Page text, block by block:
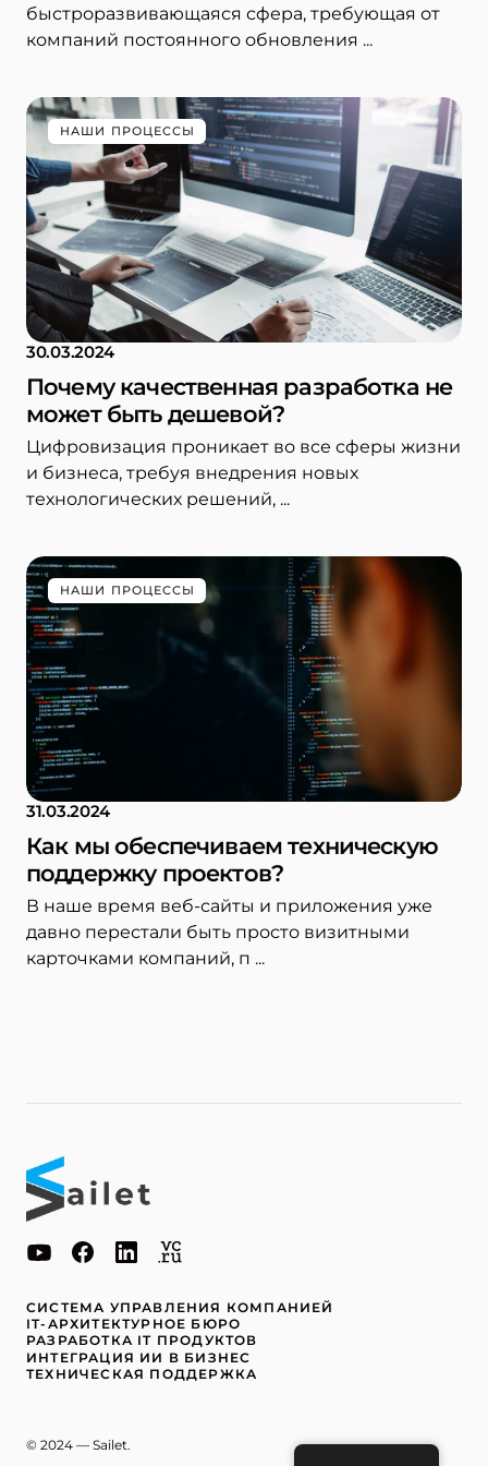
быстроразвивающаяся сфера, требующая от
компаний постоянного обновления ...
НАШИ ПРОЦЕССЫ
30.03.2024
Почему качественная разработка не
может быть дешевой?
Цифровизация проникает во все сферы жизни
и бизнеса, требуя внедрения новых
технологических решений, ...
НАШИ ПРОЦЕССЫ
31.03.2024
Как мы обеспечиваем техническую
поддержку проектов?
В наше время веб-сайты и приложения уже
давно перестали быть просто визитными
карточками компаний, п ...
СИСТЕМА УПРАВЛЕНИЯ КОМПАНИЕЙ
IT-АРХИТЕКТУРНОЕ БЮРО
РАЗРАБОТКА IT ПРОДУКТОВ
ИНТЕГРАЦИЯ ИИ В БИЗНЕС
ТЕХНИЧЕСКАЯ ПОДДЕРЖКА
© 2024 — Sailet.